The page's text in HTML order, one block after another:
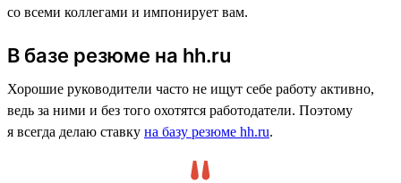
со всеми коллегами и импонирует вам.
В базе резюме на hh.ru
Хорошие руководители часто не ищут себе работу активно,
ведь за ними и без того охотятся работодатели. Поэтому
я всегда делаю ставку на базу резюме hh.ru.